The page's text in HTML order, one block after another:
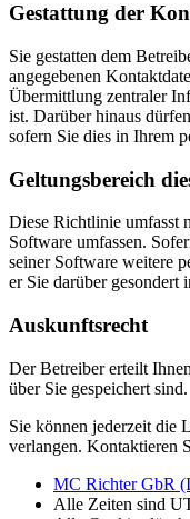
Gestattung der
Sie gestatten dem
angegebenen
Übermittlung zentraler
ist. Darüber hinaus
sofern Sie dies in Ihrem
Geltungsbereich
Diese Richtlinie umfasst
Software umfassen.
seiner Software weitere
er Sie darüber gesondert
Auskunftsrecht
Der Betreiber erteilt
über Sie gespeichert sind.
Sie können jederzeit die
verlangen. Kontaktieren
MC Richter GbR
Alle Zeiten sind